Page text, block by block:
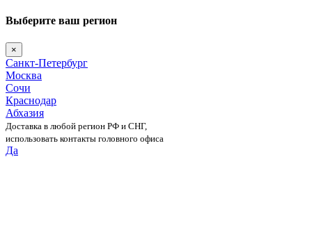
Выберите ваш регион
×
Санкт-Петербург
Москва
Сочи
Краснодар
Абхазия
Доставка в любой регион РФ и СНГ,
использовать контакты головного офиса
Да